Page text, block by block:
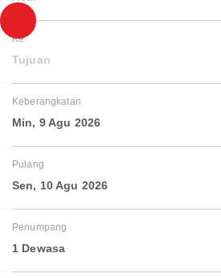
Ke
Tujuan
Keberangkatan
Min, 9 Agu 2026
Pulang
Sen, 10 Agu 2026
Penumpang
1 Dewasa